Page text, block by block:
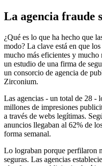
La agencia fraude
¿Qué es lo que ha hecho que
modo? La clave está en que
mucho más eficientes y mucho
un estudio de una firma de
un consorcio de agencia de
Zirconium.
Las agencias - un total de 28 -
millones de impresiones
a través de webs legítimas.
anuncios llegaban al 62% de
forma semanal.
Lo lograban porque perfilaron
seguras. Las agencias